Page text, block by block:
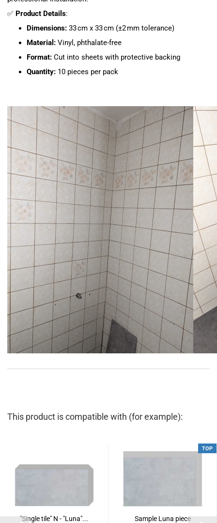
✅ Product Details:
Dimensions: 33 cm x 33 cm (±2 mm tolerance)
Material: Vinyl, phthalate-free
Format: Cut into sheets with protective backing
Quantity: 10 pieces per pack
This product is compatible with (for example):
"Single tile" N - "Luna"...
TOP
Sample Luna piece